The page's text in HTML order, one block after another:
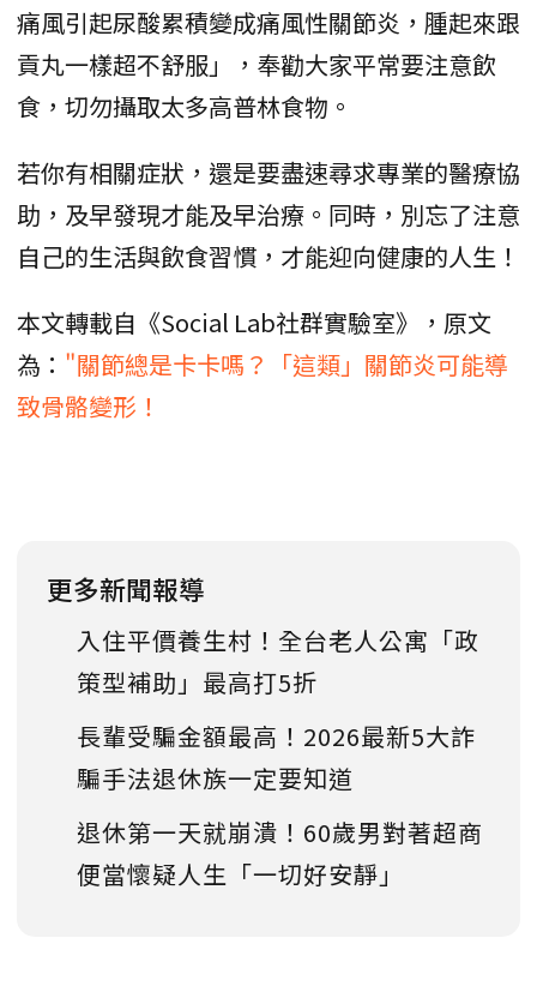
痛風引起尿酸累積變成痛風性關節炎，腫起來跟
貢丸一樣超不舒服」，奉勸大家平常要注意飲
食，切勿攝取太多高普林食物。
若你有相關症狀，還是要盡速尋求專業的醫療協
助，及早發現才能及早治療。同時，別忘了注意
自己的生活與飲食習慣，才能迎向健康的人生！
本文轉載自《Social Lab社群實驗室》，原文
為： "關節總是卡卡嗎？「這類」關節炎可能導
致骨骼變形！
更多新聞報導
入住平價養生村！全台老人公寓「政
策型補助」最高打5折
長輩受騙金額最高！2026最新5大詐
騙手法退休族一定要知道
退休第一天就崩潰！60歲男對著超商
便當懷疑人生「一切好安靜」